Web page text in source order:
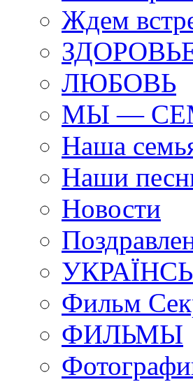
Ждем
ЛЮБОВЬ
МЫ —
Наша
Наши
Новости
Фильм
ФИЛЬМЫ